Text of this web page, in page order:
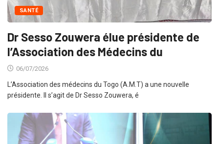
SANTÉ
Dr Sesso Zouwera élue présidente de
l’Association des Médecins du
06/07/2026
L’Association des médecins du Togo (A.M.T) a une nouvelle
présidente. Il s’agit de Dr Sesso Zouwera, é